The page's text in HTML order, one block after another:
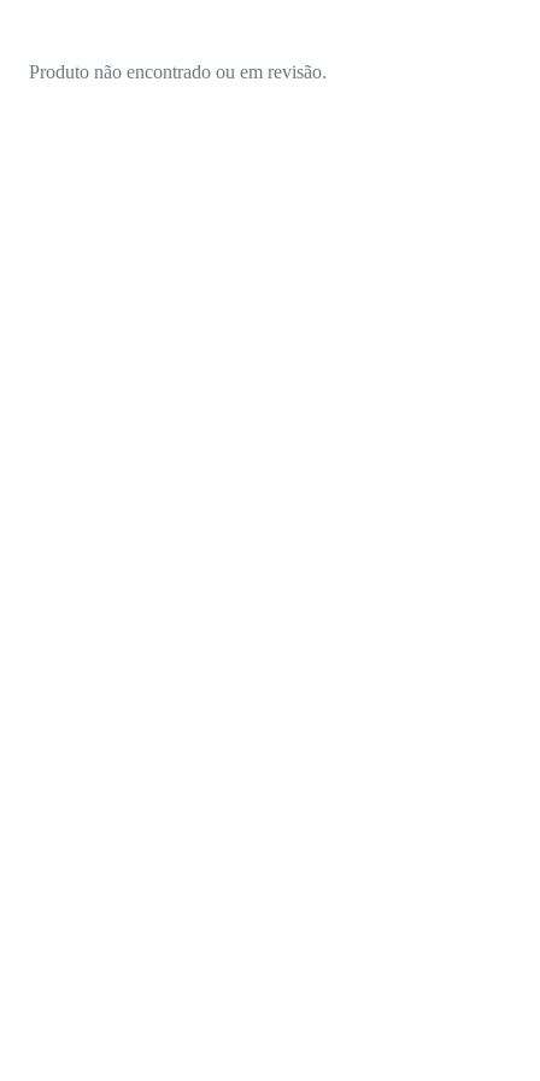
Produto não encontrado ou em revisão.